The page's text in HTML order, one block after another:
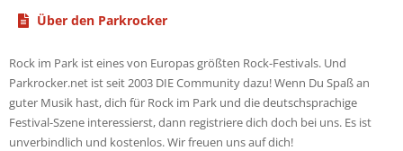
Über den Parkrocker
Rock im Park ist eines von Europas größten Rock-Festivals. Und
Parkrocker.net ist seit 2003 DIE Community dazu! Wenn Du Spaß an
guter Musik hast, dich für Rock im Park und die deutschsprachige
Festival-Szene interessierst, dann registriere dich doch bei uns. Es ist
unverbindlich und kostenlos. Wir freuen uns auf dich!